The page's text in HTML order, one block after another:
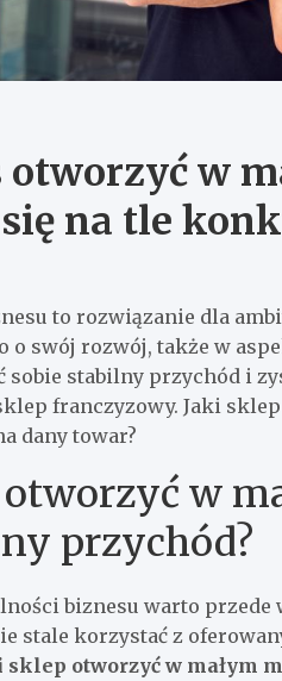
otworzyć w
na tle
to rozwiązanie dla
o swój rozwój, także w
sobie stabilny przychód i
franczyzowy. Jaki
dany towar?
w
przychód?
biznesu warto
stale korzystać z
sklep otworzyć w małym